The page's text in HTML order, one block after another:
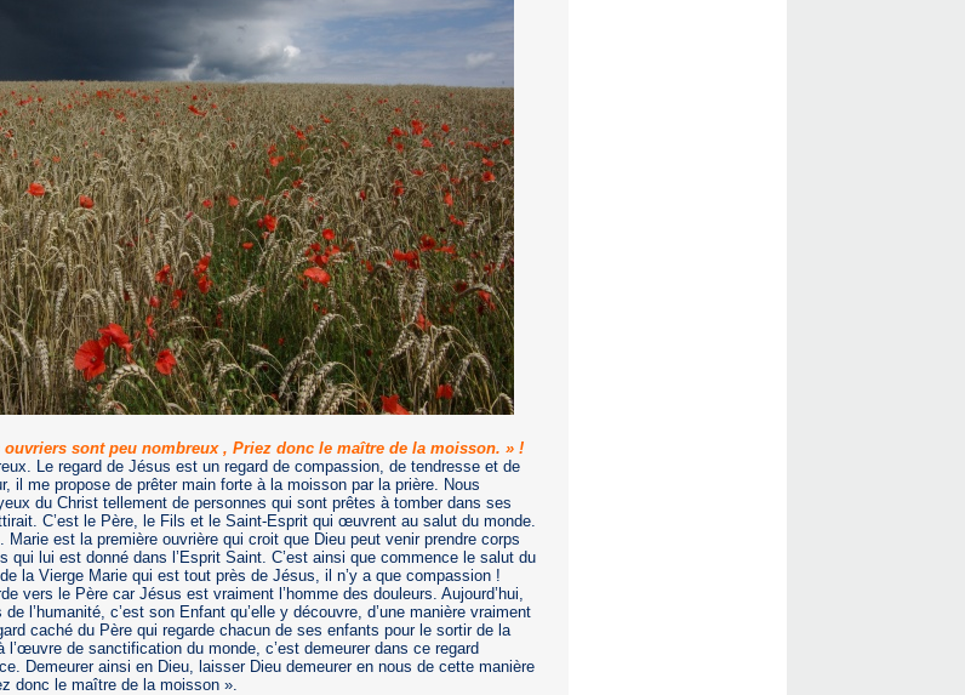
sont peu nombreux , Priez donc le maître de la moisson. » !
Le regard de Jésus est un regard de compassion, de tendresse et de
il me propose de prêter main forte à la moisson par la prière. Nous
du Christ tellement de personnes qui sont prêtes à tomber dans ses
C’est le Père, le Fils et le Saint-Esprit qui œuvrent au salut du monde.
Marie est la première ouvrière qui croit que Dieu peut venir prendre corps
qui lui est donné dans l’Esprit Saint. C’est ainsi que commence le salut du
la Vierge Marie qui est tout près de Jésus, il n’y a que compassion !
vers le Père car Jésus est vraiment l’homme des douleurs. Aujourd’hui,
l’humanité, c’est son Enfant qu’elle y découvre, d’une manière vraiment
caché du Père qui regarde chacun de ses enfants pour le sortir de la
l’œuvre de sanctification du monde, c’est demeurer dans ce regard
Demeurer ainsi en Dieu, laisser Dieu demeurer en nous de cette manière
donc le maître de la moisson ».